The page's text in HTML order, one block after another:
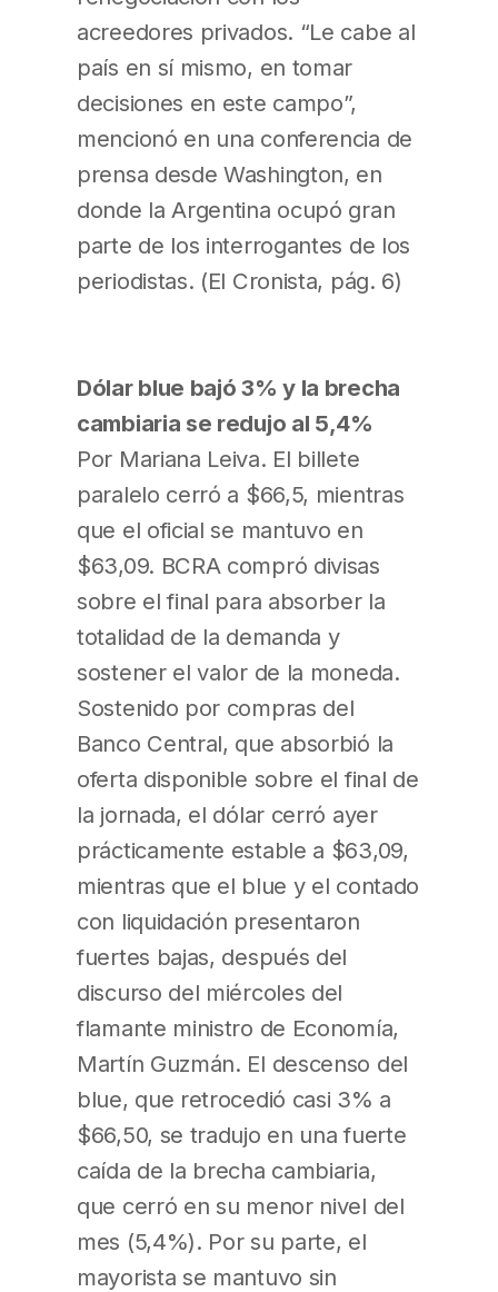
acreedores privados. “Le cabe al
país en sí mismo, en tomar
decisiones en este campo”,
mencionó en una conferencia de
prensa desde Washington, en
donde la Argentina ocupó gran
parte de los interrogantes de los
periodistas. (El Cronista, pág. 6)
Dólar blue bajó 3% y la brecha
cambiaria se redujo al 5,4%
Por Mariana Leiva. El billete
paralelo cerró a $66,5, mientras
que el oficial se mantuvo en
$63,09. BCRA compró divisas
sobre el final para absorber la
totalidad de la demanda y
sostener el valor de la moneda.
Sostenido por compras del
Banco Central, que absorbió la
oferta disponible sobre el final de
la jornada, el dólar cerró ayer
prácticamente estable a $63,09,
mientras que el blue y el contado
con liquidación presentaron
fuertes bajas, después del
discurso del miércoles del
flamante ministro de Economía,
Martín Guzmán. El descenso del
blue, que retrocedió casi 3% a
$66,50, se tradujo en una fuerte
caída de la brecha cambiaria,
que cerró en su menor nivel del
mes (5,4%). Por su parte, el
mayorista se mantuvo sin